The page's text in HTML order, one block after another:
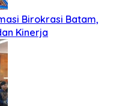
Birokrasi Batam,
Kinerja